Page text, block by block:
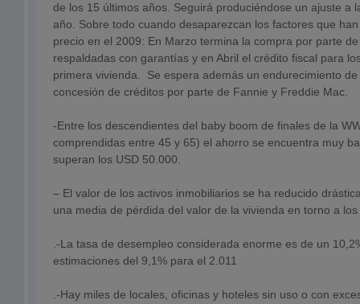
de los 15 últimos años. Seguirá produciéndose un ajuste a
año. Sobre todo cuando desaparezcan los factores que
precio en el 2009: En Marzo termina la compra por parte
respaldadas con garantías y en Abril el crédito fiscal para
primera vivienda. Se espera además un endurecimiento
concesión de créditos por parte de Fannie y Freddie Mac.
-Entre los descendientes del baby boom de finales de la
comprendidas entre 45 y 65) el ahorro se encuentra muy
superan los USD 50.000.
– El valor de los activos inmobiliarios se ha reducido
una media de pérdida del valor de la vivienda en torno a
.-La tasa de desempleo considerada enorme es de un
estimaciones del 9,1% para el 2.011
.-Hay miles de locales, oficinas y hoteles sin uso o con